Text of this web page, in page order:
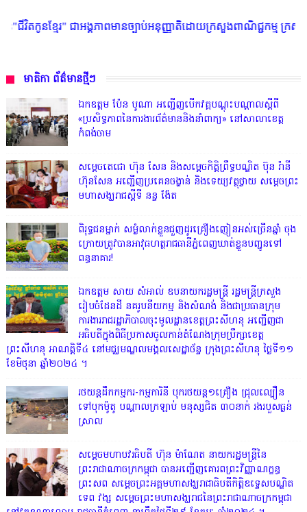
ជាអង្គភាពមានច្បាប់អនុញ្ញាតិដោយក្រសួងពាណិជ្ជកម្ម ក្រសួងការងារ ក្រសួ
មាតិកា ព័ត៌មានថ្មីៗ
ឯកឧត្តម ប៉ែន បូណា អញ្ជើញបើកវគ្គបណ្តុះបណ្តាលស្តីពី
«ប្រសិទ្ធភាពនៃការងារព័ត៌មាននិងនាំពាក្យ» នៅសាលាខេត្ត
កំពង់ចាម
សម្តេចតេជោ ហ៊ុន សែន និងសម្ដេចកិត្តិព្រឹទ្ធបណ្ឌិត ប៊ុន រ៉ានី
ហ៊ុនសែន អញ្ជើញប្រគេនចង្ហាន់ និងទេយ្យវត្ថុថ្វាយ សម្តេចព្រះ
មហាសង្ឃរាជស្តីទី នន្ទ ង៉ែត
ពិរុទ្ធ​ជនម្នាក់ សម្ងំលាក់ខ្លួនជួញដូរគ្រឿងញៀនអស់ច្រើនឆ្នាំ ចុង
ក្រោយត្រូវបានអាវុធហត្ថរាជធានីភ្នំពេញឃាត់ខ្លួនបញ្ជូនទៅ
ពន្ធនាគារ!
ឯកឧត្តម សាយ សំអាល់ ឧបនាយករដ្ឋមន្ត្រី រដ្ឋមន្ត្រីក្រសួង
រៀបចំដែនដី នគរូបនីយកម្ម និងសំណង់ និងជាប្រធានក្រុម
ការងាររាជរដ្ឋាភិបាលចុះមូលដ្ឋានខេត្តព្រះសីហនុ អញ្ជើញជា
អធិបតីក្នុងពិធីប្រកាសចូលកាន់តំណែងក្រុមប្រឹក្សាខេត្ត
ព្រះសីហនុ អាណត្តិទី៤ នៅមជ្ឈមណ្ឌលមង្គលសេដ្ឋាច័ន្ទ ក្រុងព្រះសីហនុ ថ្ងៃទី១១
ខែមិថុនា ឆ្នាំ២០២៤ ។
រថយន្តដឹកកម្មករ-កម្មការិនី បុករថយន្ត១គ្រឿង ជ្រុលល្បឿន
ទៅបុកម៉ូតូ បណ្តាលក្រឡាប់ មនុស្សជិត ៣០នាក់ រងរបួសធ្ងន់
ស្រាល
សម្តេចមហាបវរធិបតី ហ៊ុន ម៉ាណែត នាយករដ្ឋមន្ត្រីនៃ
ព្រះរាជាណាចក្រកម្ពុជា បានអញ្ជើញគោរពព្រះវិញ្ញាណក្ខន្ធ
ព្រះសព សម្តេចព្រះអគ្គមហាសង្ឃរាជាធិបតីកិត្តិឧទ្ទេសបណ្ឌិត
ទេព វង្ស សម្តេចព្រះមហាសង្ឃរាជនៃព្រះរាជាណាចក្រកម្ពុជា